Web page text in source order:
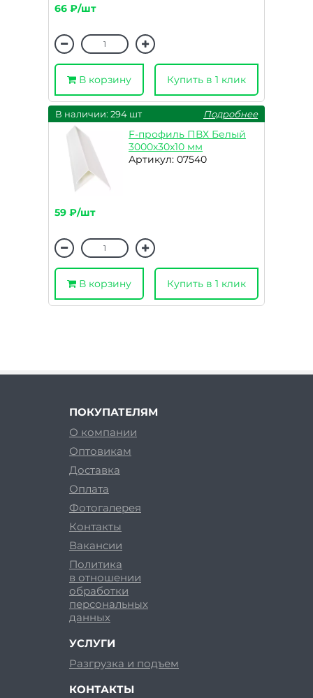
66 ₽/шт
В корзину Купить в 1 клик
В наличии: 294 шт Подробнее
F-профиль ПВХ Белый
3000х30х10 мм
Артикул: 07540
59 ₽/шт
В корзину Купить в 1 клик
ПОКУПАТЕЛЯМ
О компании
Оптовикам
Доставка
Оплата
Фотогалерея
Контакты
Вакансии
Политика
в отношении
обработки
персональных
данных
УСЛУГИ
Разгрузка и подъем
КОНТАКТЫ